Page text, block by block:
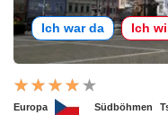
Ich war da Ich
Europa Südböhmen